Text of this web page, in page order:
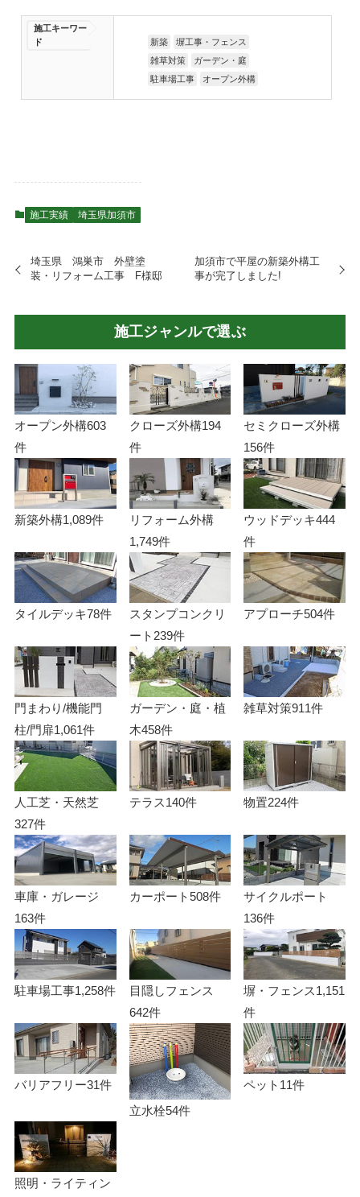
施工キーワー
ド
新築
塀工事・フェンス
雑草対策
ガーデン・庭
駐車場工事
オープン外構
施工実績 埼玉県加須市
埼玉県 鴻巣市 外壁塗
装・リフォーム工事 F様邸
加須市で平屋の新築外構工
事が完了しました!
施工ジャンルで選ぶ
オープン外構603
件
クローズ外構194
件
セミクローズ外構
156件
新築外構1,089件
リフォーム外構
1,749件
ウッドデッキ444
件
タイルデッキ78件
スタンプコンクリ
ート 239件
アプローチ504件
門まわり/機能門
柱/門扉1,061件
ガーデン・庭・植
木458件
雑草対策911件
人工芝・天然芝
327件
テラス140件 物置224件
車庫・ガレージ
163件
カーポート508件
サイクルポート
136件
駐車場工事1,258件
目隠しフェンス
642件
塀・フェンス1,151
件
バリアフリー31件
立水栓54件
ペット 11件
照明・ライティン